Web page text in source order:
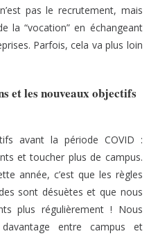
pas le recrutement, mais
la “vocation” en échangeant
Parfois, cela va plus loin
et les nouveaux objectifs
avant la période COVID :
et toucher plus de campus.
année, c’est que les règles
sont désuètes et que nous
plus régulièrement ! Nous
entre campus et